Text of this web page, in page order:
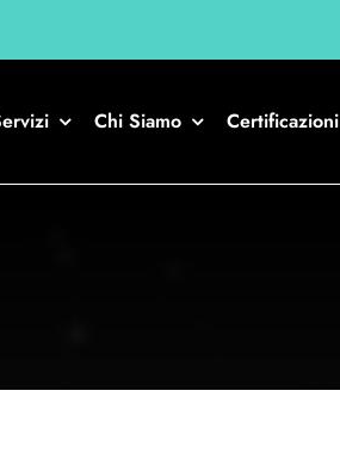
Chi Siamo Certificazioni